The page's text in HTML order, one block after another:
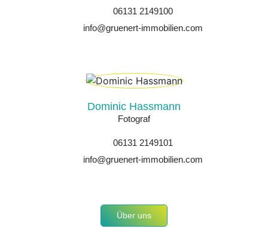
06131 2149100
info@gruenert-immobilien.com
Dominic Hassmann
Fotograf
06131 2149101
info@gruenert-immobilien.com
Über uns